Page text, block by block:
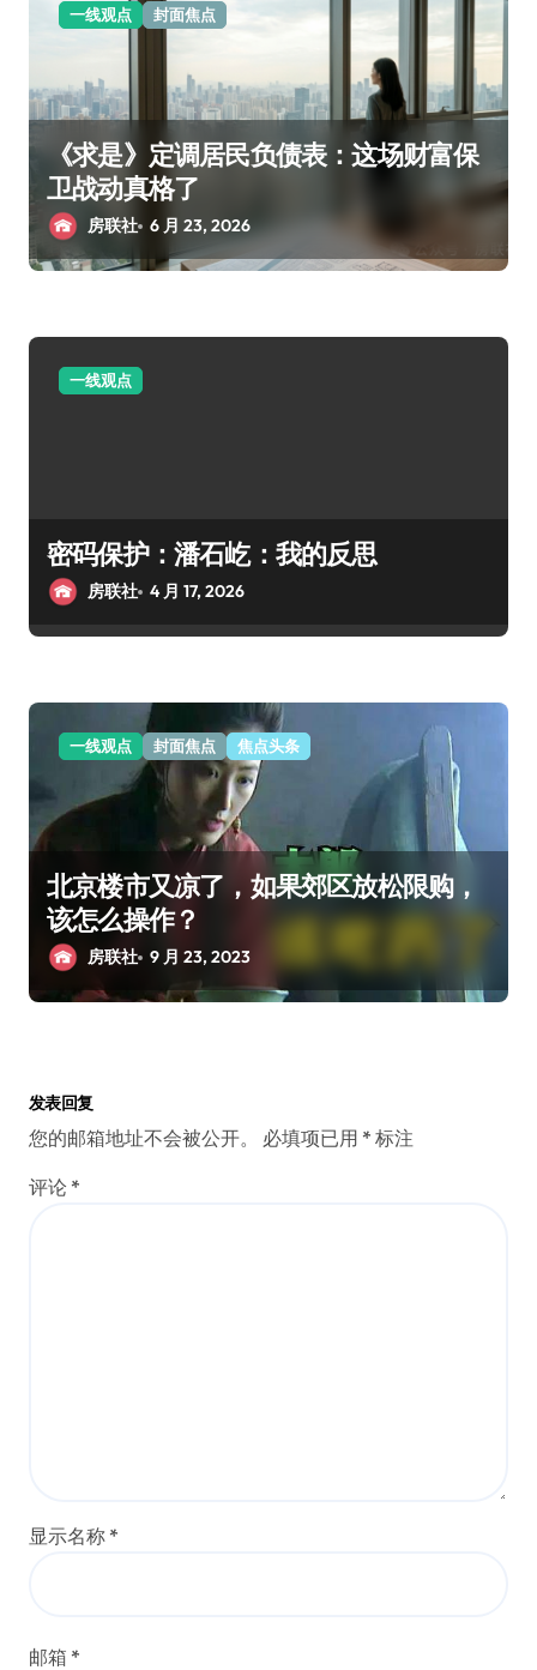
一线观点 封面焦点
《求是》定调居民负债表：这场财富保
卫战动真格了
房联社 6 月 23, 2026
一线观点
密码保护：潘石屹：我的反思
房联社 4 月 17, 2026
一线观点 封面焦点 焦点头条
北京楼市又凉了，如果郊区放松限购，
该怎么操作？
房联社 9 月 23, 2023
发表回复
您的邮箱地址不会被公开。 必填项已用 * 标注
评论 *
显示名称 *
邮箱 *